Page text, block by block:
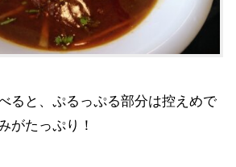
ると、ぷるっぷる部分は控えめで
がたっぷり！